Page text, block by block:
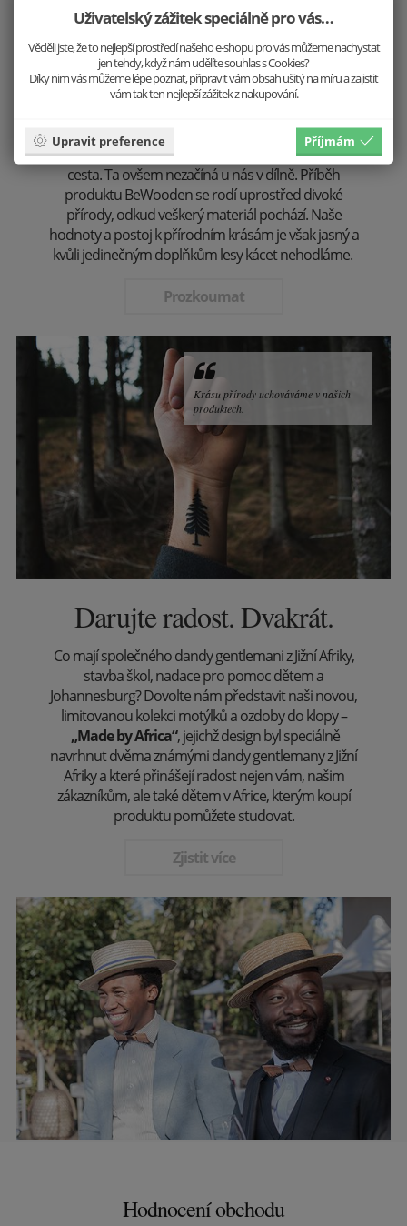
Než poprvé použijete náš produkt, čeká ho dlouhá
cesta. Ta ovšem nezačíná u nás v dílně. Příběh
produktu BeWooden se rodí uprostřed divoké
přírody, odkud veškerý materiál pochází. Naše
hodnoty a postoj k přírodním krásám je však jasný a
kvůli jedinečným doplňkům lesy kácet nehodláme.
Prozkoumat
Krásu přírody uchováváme v našich
produktech.
Darujte radost. Dvakrát.
Co mají společného dandy gentlemani z Jižní Afriky,
stavba škol, nadace pro pomoc dětem a
Johannesburg? Dovolte nám představit naši novou,
limitovanou kolekci motýlků a ozdoby do klopy –
„Made by Africa“, jejichž design byl speciálně
navrhnut dvěma známými dandy gentlemany z Jižní
Afriky a které přinášejí radost nejen vám, našim
zákazníkům, ale také dětem v Africe, kterým koupí
produktu pomůžete studovat.
Zjistit více
Hodnocení obchodu
Uživatelský zážitek speciálně pro vás…
Věděli jste, že to nejlepší prostředí našeho e-shopu pro vás můžeme nachystat
jen tehdy, když nám udělíte souhlas s Cookies?
Díky nim vás můžeme lépe poznat, připravit vám obsah ušitý na míru a zajistit
vám tak ten nejlepší zážitek z nakupování.
Upravit preference Příjmám